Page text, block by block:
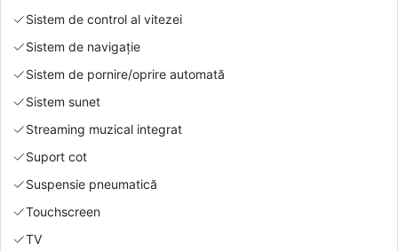
Sistem de control al vitezei
Sistem de navigație
Sistem de pornire/oprire automată
Sistem sunet
Streaming muzical integrat
Suport cot
Suspensie pneumatică
Touchscreen
TV